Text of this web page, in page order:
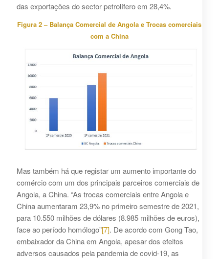
das exportações do sector petrolífero em 28,4%.
Figura 2 – Balança Comercial de Angola e Trocas comerciais
com a China
Mas também há que registar um aumento importante do
comércio com um dos principais parceiros comerciais de
Angola, a China. “As trocas comerciais entre Angola e
China aumentaram 23,9% no primeiro semestre de 2021,
para 10.550 milhões de dólares (8.985 milhões de euros),
face ao período homólogo”[7]. De acordo com Gong Tao,
embaixador da China em Angola, apesar dos efeitos
adversos causados pela pandemia de covid-19, as